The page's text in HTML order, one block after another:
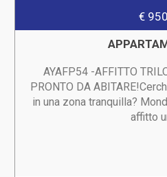
€ 950
AYAFP54 -AFFITTO
PRONTO DA
in una zona tranquilla?
affitto